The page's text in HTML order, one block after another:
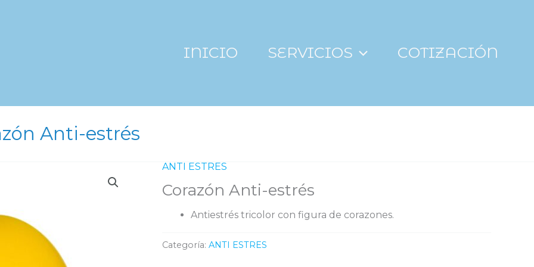
INICIO SERVICIOS COTIZACIÓN
Anti-estrés
ANTI ESTRES
Corazón Anti-estrés
Antiestrés tricolor con figura de corazones.
Categoría: ANTI ESTRES